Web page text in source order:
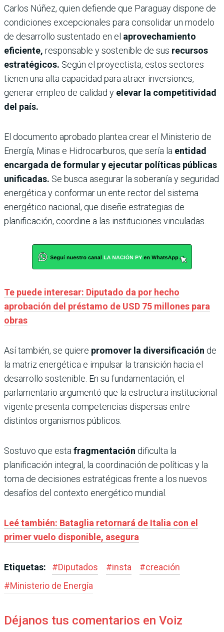
Carlos Núñez, quien defiende que Paraguay dispone de
condiciones excepcionales para consolidar un modelo
de desarrollo sustentado en el aprovechamiento
eficiente, responsable y sostenible de sus recursos
estratégicos. Según el proyectista, estos sectores
tienen una alta capacidad para atraer inversiones,
generar empleo de calidad y elevar la competitividad
del país.
El documento aprobado plantea crear el Ministerio de
Energía, Minas e Hidrocarburos, que sería la entidad
encargada de formular y ejecutar políticas públicas
unificadas. Se busca asegurar la soberanía y seguridad
energética y conformar un ente rector del sistema
energético nacional, que diseñe estrategias de
planificación, coordine a las instituciones vinculadas.
Te puede interesar: Diputado da por hecho
aprobación del préstamo de USD 75 millones para
obras
Así también, se quiere promover la diversificación de
la matriz energética e impulsar la transición hacia el
desarrollo sostenible. En su fundamentación, el
parlamentario argumentó que la estructura institucional
vigente presenta competencias dispersas entre
distintos organismos públicos.
Sostuvo que esta fragmentación dificulta la
planificación integral, la coordinación de políticas y la
toma de decisiones estratégicas frente a los nuevos
desafíos del contexto energético mundial.
Leé también: Bataglia retornará de Italia con el
primer vuelo disponible, asegura
Etiquetas: #Diputados #insta #creación
#Ministerio de Energía
Déjanos tus comentarios en Voiz